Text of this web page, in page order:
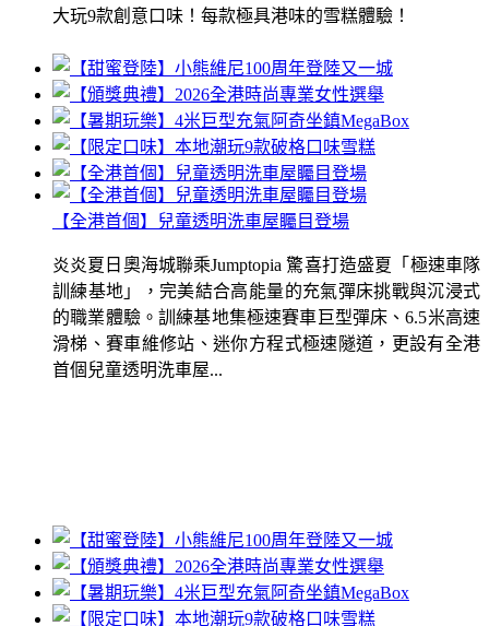
大玩9款創意口味！每款極具港味的雪糕體驗！
【全港首個】兒童透明洗車屋矚目登場
炎炎夏日奧海城聯乘Jumptopia 驚喜打造盛夏「極速車隊
訓練基地」，完美結合高能量的充氣彈床挑戰與沉浸式
的職業體驗。訓練基地集極速賽車巨型彈床、6.5米高速
滑梯、賽車維修站、迷你方程式極速隧道，更設有全港
首個兒童透明洗車屋...